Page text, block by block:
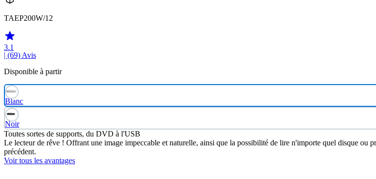
TAEP200W/12
3.1
| (69) Avis
Disponible à partir
Blanc
Noir
Toutes sortes de supports, du DVD à l'USB
Le lecteur de rêve ! Offrant une image impeccable et naturelle, ainsi que la possibilité de lire n'importe quel disque
précédent.
Voir tous les avantages